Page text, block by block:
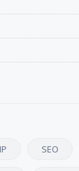
SEO